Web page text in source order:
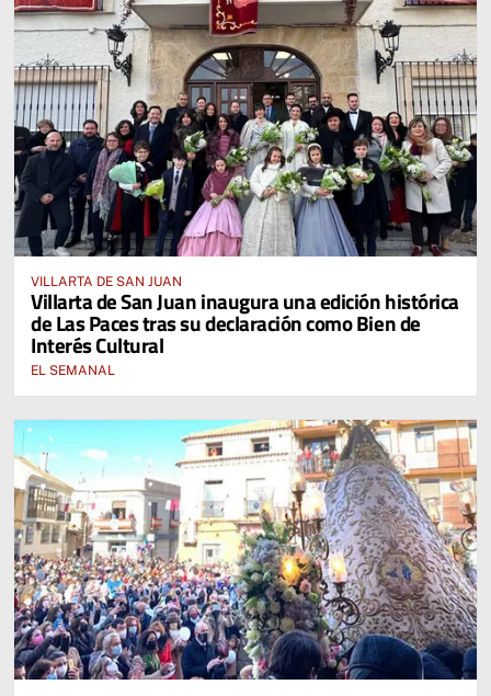
VILLARTA DE SAN JUAN
Villarta de San Juan inaugura una edición histórica
de Las Paces tras su declaración como Bien de
Interés Cultural
EL SEMANAL